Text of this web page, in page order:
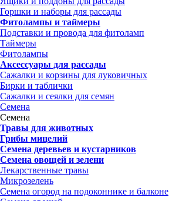
Горшки и наборы для рассады
Фитолампы и таймеры
Подставки и провода для фитоламп
Таймеры
Фитолампы
Аксессуары для рассады
Сажалки и корзины для луковичных
Бирки и таблички
Сажалки и сеялки для семян
Семена
Семена
Травы для животных
Грибы мицелий
Семена деревьев и кустарников
Семена овощей и зелени
Лекарственные травы
Микрозелень
Семена огород на подоконнике и балконе